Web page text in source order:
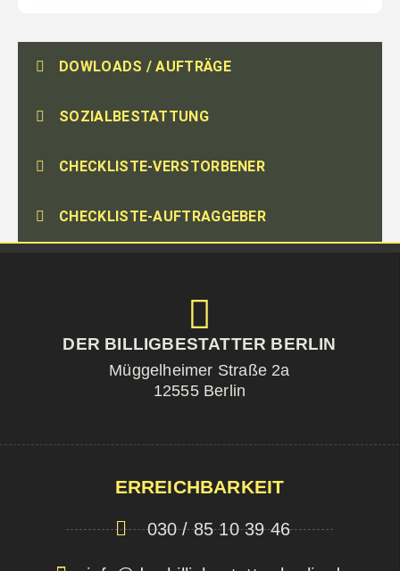
DOWLOADS / AUFTRÄGE
SOZIALBESTATTUNG
CHECKLISTE-VERSTORBENER
CHECKLISTE-AUFTRAGGEBER
DER BILLIGBESTATTER BERLIN
Müggelheimer Straße 2a
12555 Berlin
ERREICHBARKEIT
030 / 85 10 39 46